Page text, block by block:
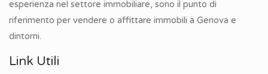
esperienza nel settore immobiliare, sono il punto di
riferimento per vendere o affittare immobili a Genova e
dintorni.
Link Utili